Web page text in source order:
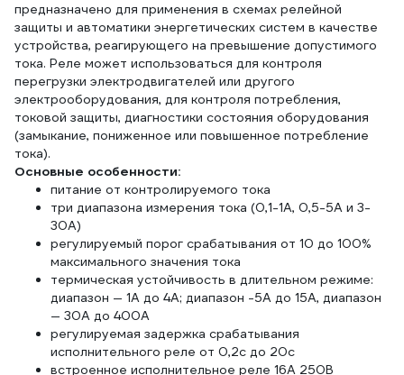
предназначено для применения в схемах релейной
защиты и автоматики энергетических систем в качестве
устройства, реагирующего на превышение допустимого
тока. Реле может использоваться для контроля
перегрузки электродвигателей или другого
электрооборудования, для контроля потребления,
токовой защиты, диагностики состояния оборудования
(замыкание, пониженное или повышенное потребление
тока).
Основные особенности:
питание от контролируемого тока
три диапазона измерения тока (0,1-1А, 0,5-5А и 3-
30А)
регулируемый порог срабатывания от 10 до 100%
максимального значения тока
термическая устойчивость в длительном режиме:
диапазон — 1А до 4А; диапазон -5А до 15А, диапазон
— 30А до 400А
регулируемая задержка срабатывания
исполнительного реле от 0,2с до 20с
встроенное исполнительное реле 16А 250В